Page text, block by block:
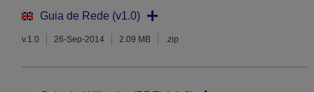
Guia de Rede (v1.0)
v.1.0 26-Sep-2014 2.09 MB .zip